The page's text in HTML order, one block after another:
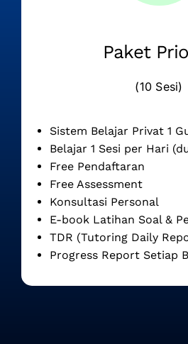
Paket
(10 Sesi)
Sistem Belajar Privat 1
Belajar 1 Sesi per Hari
Free Pendaftaran
Free Assessment
Konsultasi Personal
E-book Latihan Soal &
TDR (Tutoring Daily
Progress Report Setiap